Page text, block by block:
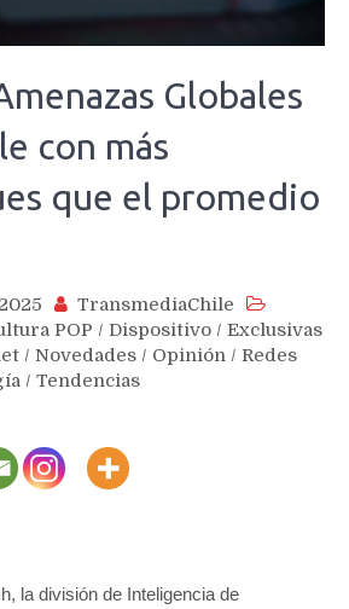
Globales
con más
que el promedio
TransmediaChile
POP / Dispositivo / Exclusivas
/ Novedades / Opinión / Redes
/ Tendencias
la división de Inteligencia de